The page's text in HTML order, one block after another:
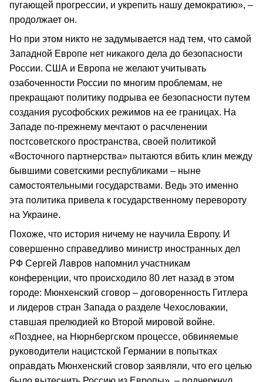
пугающей прогрессии, и укрепить нашу демократию», –
продолжает он.
Но при этом никто не задумывается над тем, что самой
Западной Европе нет никакого дела до безопасности
России. США и Европа не желают учитывать
озабоченности России по многим проблемам, не
прекращают политику подрыва ее безопасности путем
создания русофобских режимов на ее границах. На
Западе по-прежнему мечтают о расчленении
постсоветского пространства, своей политикой
«Восточного партнерства» пытаются вбить клин между
бывшими советскими республиками – ныне
самостоятельными государствами. Ведь это именно
эта политика привела к государственному перевороту
на Украине.
Похоже, что история ничему не научила Европу. И
совершенно справедливо министр иностранных дел
РФ Сергей Лавров напомнил участникам
конференции, что происходило 80 лет назад в этом
городе: Мюнхенский сговор – договоренность Гитлера
и лидеров стран Запада о разделе Чехословакии,
ставшая прелюдией ко Второй мировой войне.
«Позднее, на Нюрнбергском процессе, обвиняемые
руководители нацистской Германии в попытках
оправдать Мюнхенский сговор заявляли, что его целью